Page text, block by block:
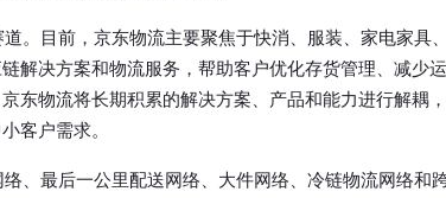
。目前，京东物流主要聚焦于快消、服装、家电家具、
解决方案和物流服务，帮助客户优化存货管理、减少
东物流将长期积累的解决方案、产品和能力进行解耦
客户需求。
、最后一公里配送网络、大件网络、冷链物流网络和